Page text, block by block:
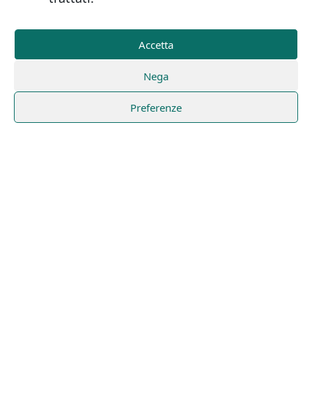
Accetta
Nega
Preferenze